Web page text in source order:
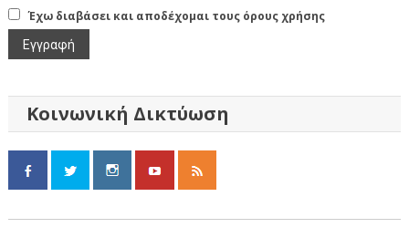
Έχω διαβάσει και αποδέχομαι τους όρους χρήσης
Κοινωνική Δικτύωση